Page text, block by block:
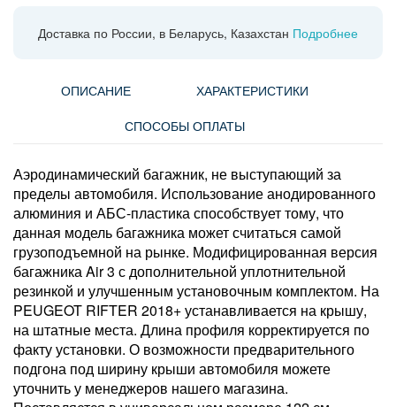
Доставка по России, в Беларусь, Казахстан Подробнее
ОПИСАНИЕ
ХАРАКТЕРИСТИКИ
СПОСОБЫ ОПЛАТЫ
Аэродинамический багажник, не выступающий за
пределы автомобиля. Использование анодированного
алюминия и АБС-пластика способствует тому, что
данная модель багажника может считаться самой
грузоподъемной на рынке. Модифицированная версия
багажника Air 3 с дополнительной уплотнительной
резинкой и улучшенным установочным комплектом. На
PEUGEOT RIFTER 2018+ устанавливается на крышу,
на штатные места. Длина профиля корректируется по
факту установки. О возможности предварительного
подгона под ширину крыши автомобиля можете
уточнить у менеджеров нашего магазина.